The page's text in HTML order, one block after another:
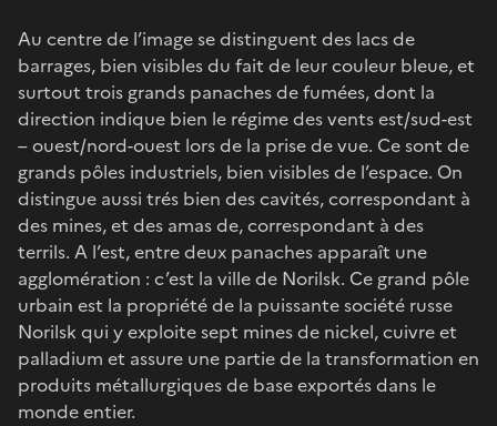
Au centre de l’image se distinguent des lacs de
barrages, bien visibles du fait de leur couleur bleue, et
surtout trois grands panaches de fumées, dont la
direction indique bien le régime des vents est/sud-est
– ouest/nord-ouest lors de la prise de vue. Ce sont de
grands pôles industriels, bien visibles de l’espace. On
distingue aussi trés bien des cavités, correspondant à
des mines, et des amas de, correspondant à des
terrils. A l’est, entre deux panaches apparaît une
agglomération : c’est la ville de Norilsk. Ce grand pôle
urbain est la propriété de la puissante société russe
Norilsk qui y exploite sept mines de nickel, cuivre et
palladium et assure une partie de la transformation en
produits métallurgiques de base exportés dans le
monde entier.